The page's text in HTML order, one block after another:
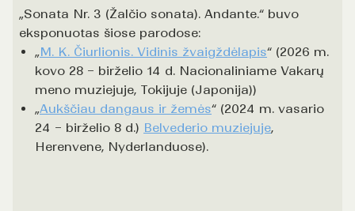
„Sonata Nr. 3 (Žalčio sonata). Andante.“ buvo
eksponuotas šiose parodose:
„M. K. Čiurlionis. Vidinis žvaigždėlapis“ (2026 m.
kovo 28 – birželio 14 d. Nacionaliniame Vakarų
meno muziejuje, Tokijuje (Japonija))
„Aukščiau dangaus ir žemės“ (2024 m. vasario
24 – birželio 8 d.) Belvederio muziejuje,
Herenvene, Nyderlanduose).